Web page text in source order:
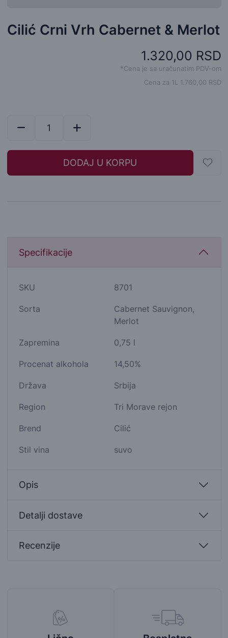
Cilić Crni Vrh Cabernet & Merlot
1.320,00 RSD
*Cena je sa uračunatim PDV-om
Cena za 1L 1.760,00 RSD
DODAJ U KORPU
Specifikacije
SKU 8701
Sorta
Cabernet Sauvignon,
Merlot
Zapremina 0,75 l
Procenat alkohola 14,50%
Država Srbija
Region Tri Morave rejon
Brend Cilić
Stil vina suvo
Opis
Detalji dostave
Recenzije